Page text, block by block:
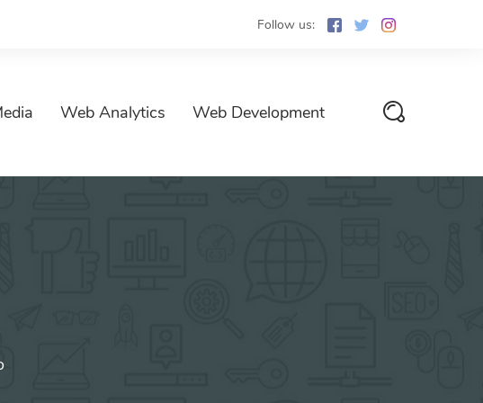
Follow us:
Web Analytics Web Development